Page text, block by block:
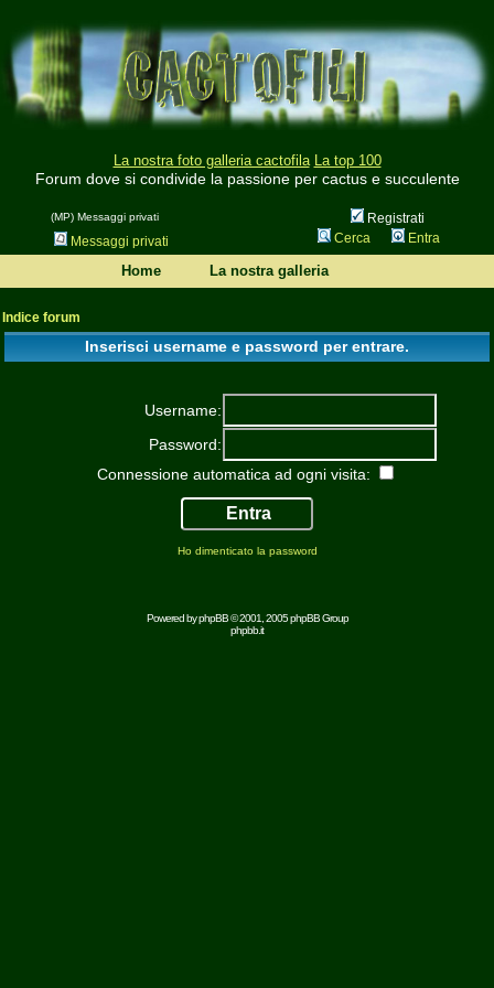
La nostra foto galleria cactofila La top 100
Forum dove si condivide la passione per cactus e succulente
(MP) Messaggi privati
Registrati
Messaggi privati
Cerca Entra
Home La nostra galleria
Indice forum
Inserisci username e password per entrare.
Username:
Password:
Connessione automatica ad ogni visita:
Ho dimenticato la password
Powered byphpBB© 2001, 2005 phpBB Group
phpbb.it